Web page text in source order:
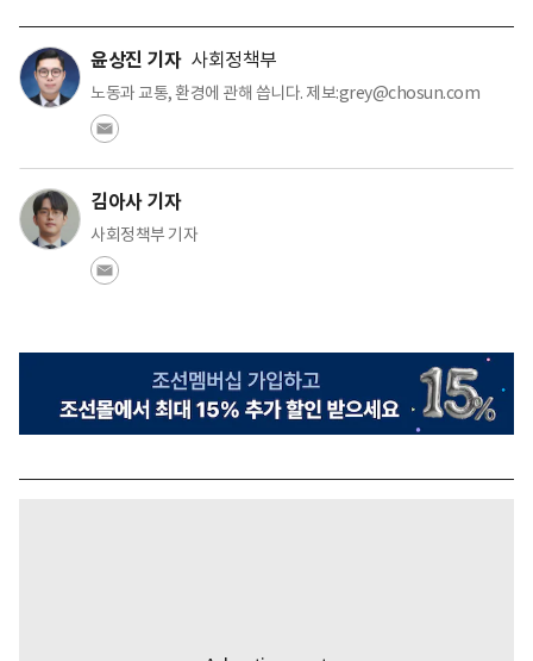
윤상진 기자 사회정책부
노동과 교통, 환경에 관해 씁니다. 제보:grey@chosun.com
김아사 기자
사회정책부 기자